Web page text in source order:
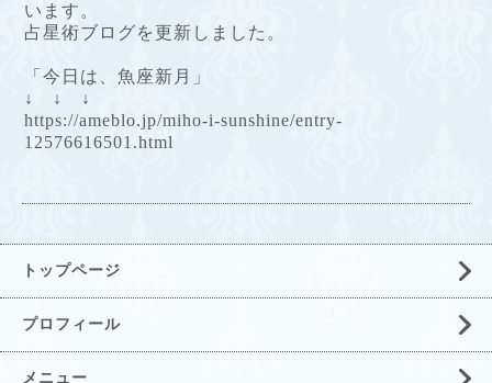
います。
占星術ブログを更新しました。
「今日は、魚座新月」
↓ ↓ ↓
https://ameblo.jp/miho-i-sunshine/entry-
12576616501.html
トップページ
プロフィール
メニュー